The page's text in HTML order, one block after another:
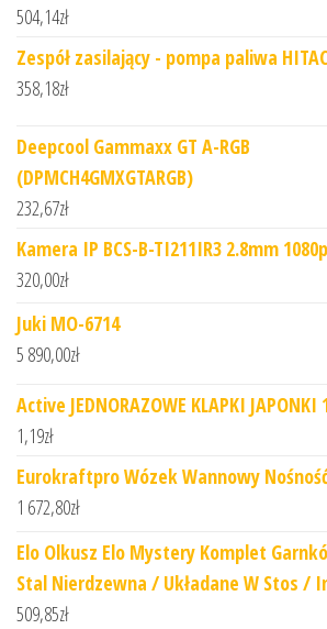
504,14zł
Zespół zasilający - pompa paliwa
358,18zł
Deepcool Gammaxx GT A-RGB
(DPMCH4GMXGTARGB)
232,67zł
Kamera IP BCS-B-TI211IR3 2.8mm 1080p
320,00zł
Juki MO-6714
5 890,00zł
Active JEDNORAZOWE KLAPKI JAPONKI
1,19zł
Eurokraftpro Wózek Wannowy
1 672,80zł
Elo Olkusz Elo Mystery Komplet
Stal Nierdzewna / Układane W Stos /
509,85zł